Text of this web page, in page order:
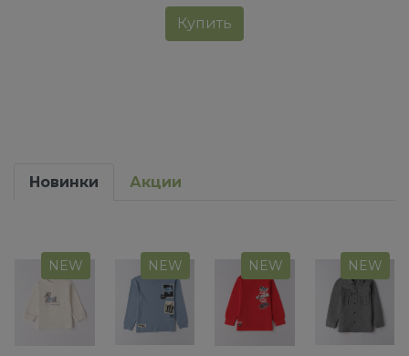
Купить
Новинки Акции
NEW NEW NEW NEW